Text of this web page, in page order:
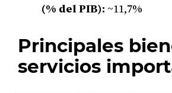
(% del PIB): ~11,7%
Principales
servicios